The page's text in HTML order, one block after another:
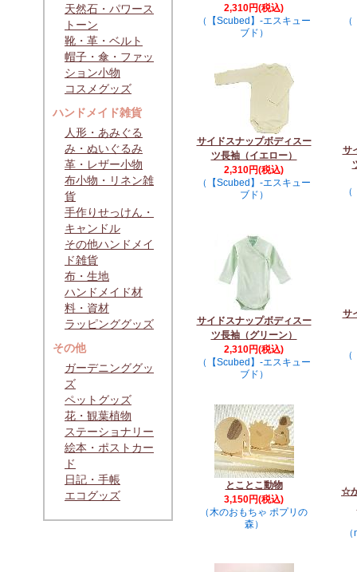
天然石・パワース
トーン
靴・革・ベルト
帽子・傘・ファッ
ション小物
コスメグッズ
ハンドメイド雑貨
人形・あみぐる
み・ぬいぐるみ
革・レザー小物
布小物・リネン雑
貨
手作りせっけん・
キャンドル
その他ハンドメイ
ド雑貨
布・生地
ハンドメイド材
料・資材
ラッピンググッズ
その他
ガーデニンググッ
ズ
ペットグッズ
花・観葉植物
ステーショナリー
絵本・ポストカー
ド
日記・手帳
エコグッズ
2,310円(税込)
（【Scubed】-エスキュー
ブド）
サイドスナップボディスー
ツ長袖（イエロー）
2,310円(税込)
（【Scubed】-エスキュー
ブド）
サ
サイドスナップボディスー
ツ長袖（グリーン）
2,310円(税込)
（【Scubed】-エスキュー
ブド）
サ
とことこ動物
3,150円(税込)
（木のおもちゃ ポプリの
森）
☆